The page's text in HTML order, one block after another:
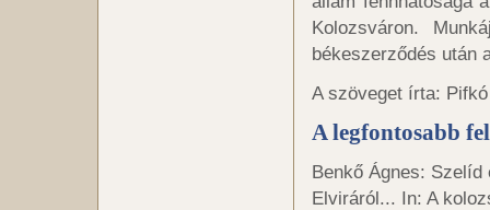
Kolozsváron.
békeszerződés után
A szöveget írta:
A legfontosabb
Benkő Ágnes:
Elviráról... In: A